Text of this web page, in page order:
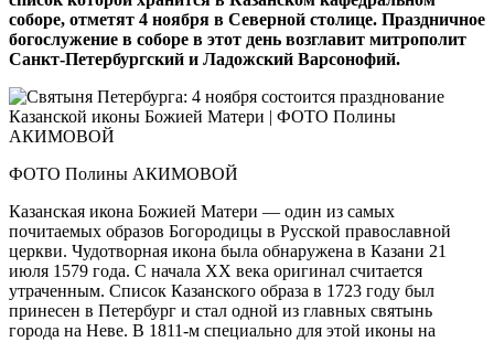
соборе, отметят 4 ноября в Северной столице. Праздничное
богослужение в соборе в этот день возглавит митрополит
Санкт-Петербургский и Ладожский Варсонофий.
ФОТО Полины АКИМОВОЙ
Казанская икона Божией Матери — один из самых
почитаемых образов Богородицы в Русской православной
церкви. Чудотворная икона была обнаружена в Казани 21
июля 1579 года. С начала XX века оригинал считается
утраченным. Список Казанского образа в 1723 году был
принесен в Петербург и стал одной из главных святынь
города на Неве. В 1811‑м специально для этой иконы на